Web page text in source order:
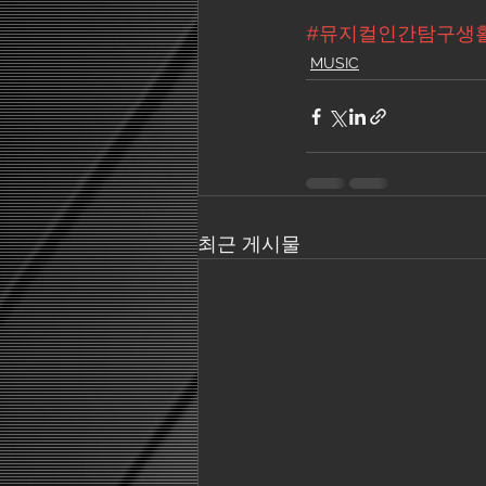
#뮤지컬인간탐구생
MUSIC
최근 게시물